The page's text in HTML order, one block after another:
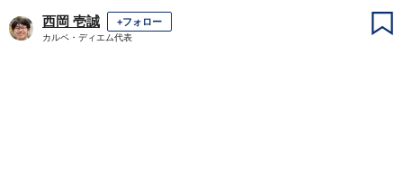
西岡 壱誠 +フォロー
カルペ・ディエム代表